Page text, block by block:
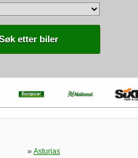
etter biler
» Asturias